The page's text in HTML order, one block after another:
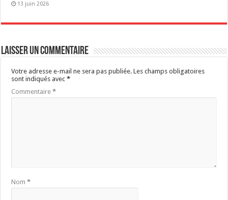
13 juin 2026
Laisser un commentaire
Votre adresse e-mail ne sera pas publiée. Les champs obligatoires
sont indiqués avec*
Commentaire*
Nom*